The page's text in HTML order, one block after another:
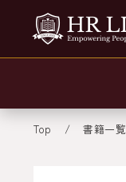
Top 書籍一覧